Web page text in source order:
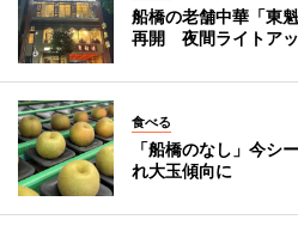
船橋の老舗中華「東
再開 夜間ライトア
食べる
「船橋のなし」今
れ大玉傾向に